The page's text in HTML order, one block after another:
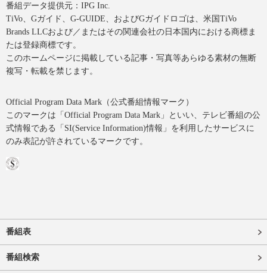
番組データ提供元：IPG Inc.
TiVo、Gガイド、G-GUIDE、およびGガイドロゴは、米国TiVo
Brands LLCおよび／またはその関連会社の日本国内における商標ま
たは登録商標です。
このホームページに掲載している記事・写真等あらゆる素材の無断
複写・転載を禁じます。
Official Program Data Mark（公式番組情報マーク）
このマークは「Official Program Data Mark」といい、テレビ番組の公
式情報である「SI(Service Information)情報」を利用したサービスに
のみ表記が許されているマークです。
番組表
番組検索